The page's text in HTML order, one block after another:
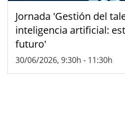
Jornada 'Gestión del
inteligencia artificial:
futuro'
30/06/2026, 9:30h - 11:30h